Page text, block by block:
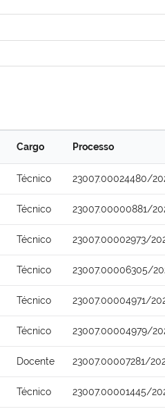
Cargo Processo
Técnico 23007.00024480/
Técnico 23007.00000881/
Técnico 23007.00002973/
Técnico 23007.00006305/
Técnico 23007.00004971/
Técnico 23007.00004979/
Docente 23007.00007281/
Técnico 23007.00001445/